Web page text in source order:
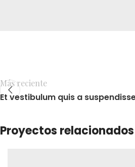
Más reciente
Et vestibulum quis a
Proyectos relacionados